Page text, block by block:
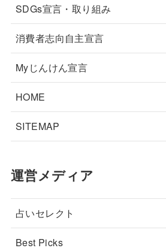
SDGs宣言・取り組み
消費者志向自主宣言
Myじんけん宣言
HOME
SITEMAP
運営メディア
占いセレクト
Best Picks